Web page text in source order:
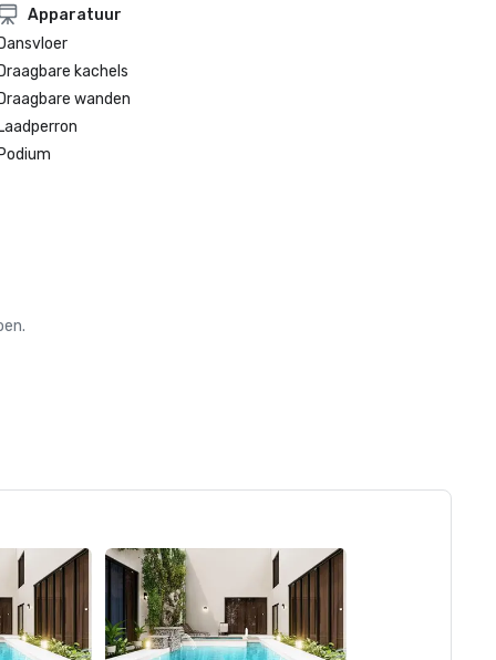
Apparatuur
Dansvloer
Draagbare kachels
Draagbare wanden
Laadperron
Podium